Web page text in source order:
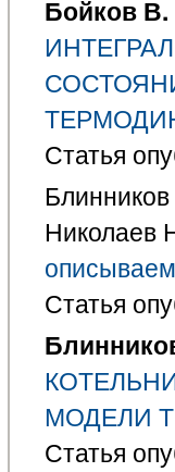
Бойков
Статья
Николаев
Статья
МОДЕЛИ
Статья